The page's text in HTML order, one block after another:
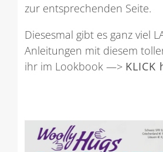
zur entsprechenden Seite.
Diesesmal gibt es ganz viel
Anleitungen mit diesem
ihr im Lookbook —> KLICK